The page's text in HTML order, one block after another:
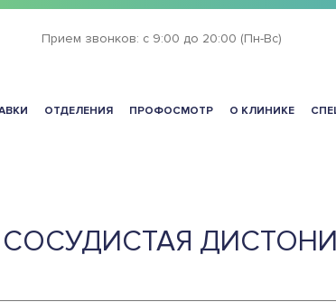
Прием звонков: с 9:00 до 20:00 (Пн-Вс)
ОТДЕЛЕНИЯ ПРОФОСМОТР О КЛИНИКЕ
СОСУДИСТАЯ